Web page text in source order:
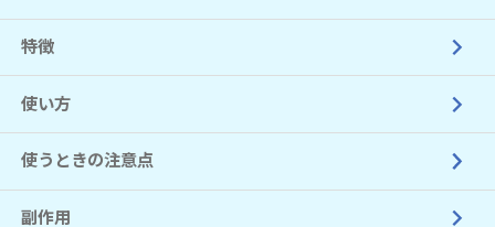
特徴
使い方
使うときの注意点
副作用